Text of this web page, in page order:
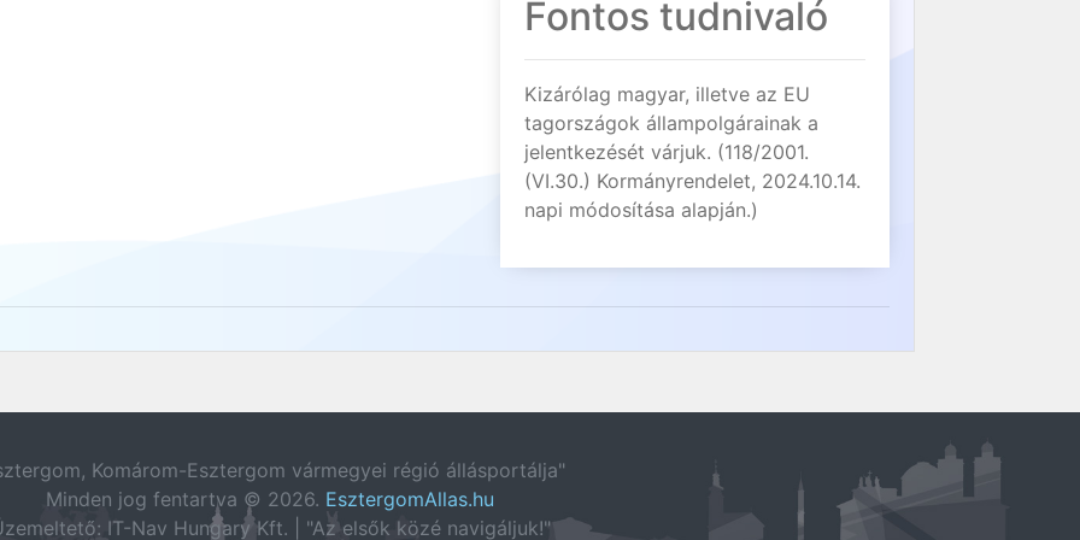
Fontos tudnivaló
Kizárólag magyar, illetve az EU
tagországok állampolgárainak a
jelentkezését várjuk. (118/2001.
(VI.30.) Kormányrendelet, 2024.10.14.
napi módosítása alapján.)
Komárom-Esztergom vármegyei régió állásportálja"
Minden jog fentartva © 2026. EsztergomAllas.hu
IT-Nav Hungary Kft. | "Az elsők közé navigáljuk!"